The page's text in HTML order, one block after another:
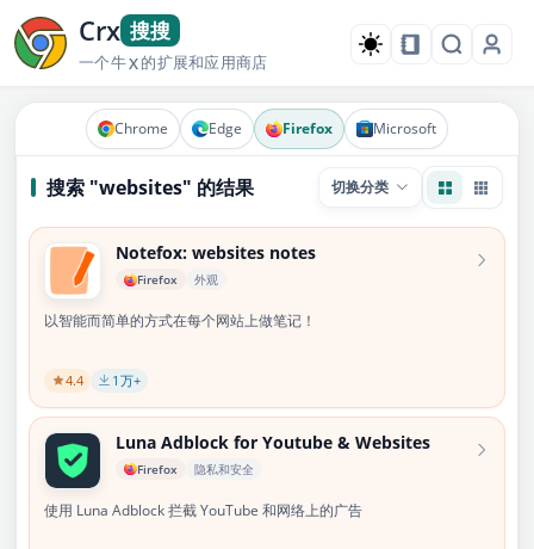
Crx 搜搜
一个牛X的扩展和应用商店
Chrome Edge Firefox Microsoft
搜索 "websites" 的结果 切换分类
Notefox: websites notes
Firefox 外观
以智能而简单的方式在每个网站上做笔记！
4.4 1 万+
Luna Adblock for Youtube & Websites
Firefox 隐私和安全
使用 Luna Adblock 拦截 YouTube 和网络上的广告